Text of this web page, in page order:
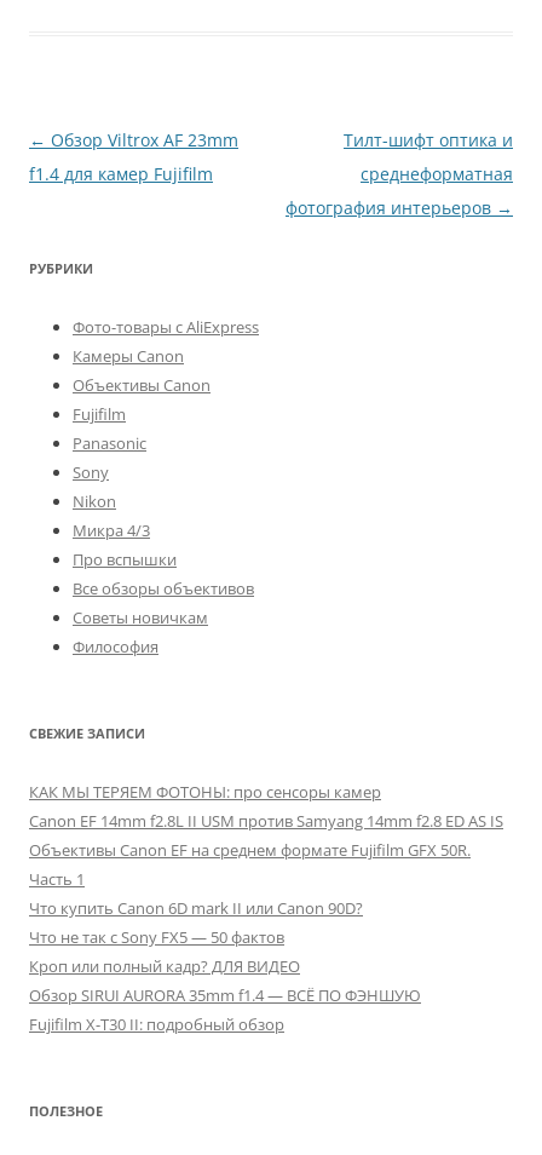
Навигация
по
← Обзор Viltrox AF 23mm
f1.4 для камер Fujifilm
Тилт-шифт оптика и
среднеформатная
фотография интерьеров →
РУБРИКИ
Фото-товары с AliExpress
Камеры Canon
Объективы Canon
Fujifilm
Panasonic
Sony
Nikon
Микра 4/3
Про вспышки
Все обзоры объективов
Советы новичкам
Философия
СВЕЖИЕ ЗАПИСИ
КАК МЫ ТЕРЯЕМ ФОТОНЫ: про сенсоры камер
Canon EF 14mm f2.8L II USM против Samyang 14mm f2.8 ED AS IS
Объективы Canon EF на среднем формате Fujifilm GFX 50R.
Часть 1
Что купить Canon 6D mark II или Canon 90D?
Что не так с Sony FX5 — 50 фактов
Кроп или полный кадр? ДЛЯ ВИДЕО
Обзор SIRUI AURORA 35mm f1.4 — ВСЁ ПО ФЭНШУЮ
Fujifilm X-T30 II: подробный обзор
ПОЛЕЗНОЕ